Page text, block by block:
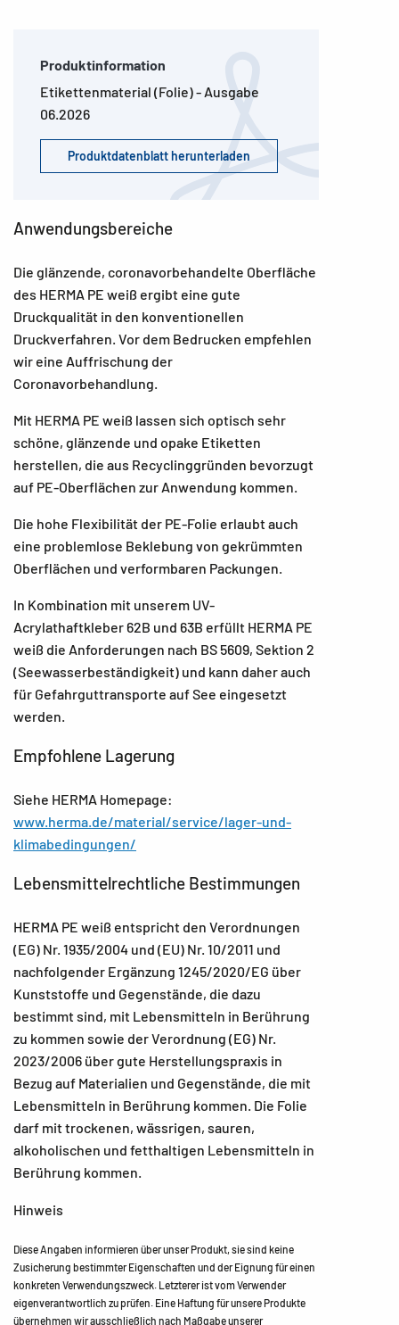
Produktinformation
Etikettenmaterial (Folie) - Ausgabe
06.2026
Produktdatenblatt herunterladen
Anwendungsbereiche
Die glänzende, coronavorbehandelte Oberfläche
des HERMA PE weiß ergibt eine gute
Druckqualität in den konventionellen
Druckverfahren. Vor dem Bedrucken empfehlen
wir eine Auffrischung der
Coronavorbehandlung.
Mit HERMA PE weiß lassen sich optisch sehr
schöne, glänzende und opake Etiketten
herstellen, die aus Recyclinggründen bevorzugt
auf PE-Oberflächen zur Anwendung kommen.
Die hohe Flexibilität der PE-Folie erlaubt auch
eine problemlose Beklebung von gekrümmten
Oberflächen und verformbaren Packungen.
In Kombination mit unserem UV-
Acrylathaftkleber 62B und 63B erfüllt HERMA PE
weiß die Anforderungen nach BS 5609, Sektion 2
(Seewasserbeständigkeit) und kann daher auch
für Gefahrguttransporte auf See eingesetzt
werden.
Empfohlene Lagerung
Siehe HERMA Homepage:
www.herma.de/material/service/lager-und-
klimabedingungen/
Lebensmittelrechtliche Bestimmungen
HERMA PE weiß entspricht den Verordnungen
(EG) Nr. 1935/2004 und (EU) Nr. 10/2011 und
nachfolgender Ergänzung 1245/2020/EG über
Kunststoffe und Gegenstände, die dazu
bestimmt sind, mit Lebensmitteln in Berührung
zu kommen sowie der Verordnung (EG) Nr.
2023/2006 über gute Herstellungspraxis in
Bezug auf Materialien und Gegenstände, die mit
Lebensmitteln in Berührung kommen. Die Folie
darf mit trockenen, wässrigen, sauren,
alkoholischen und fetthaltigen Lebensmitteln in
Berührung kommen.
Hinweis
Diese Angaben informieren über unser Produkt, sie sind keine
Zusicherung bestimmter Eigenschaften und der Eignung für einen
konkreten Verwendungszweck. Letzterer ist vom Verwender
eigenverantwortlich zu prüfen. Eine Haftung für unsere Produkte
übernehmen wir ausschließlich nach Maßgabe unserer